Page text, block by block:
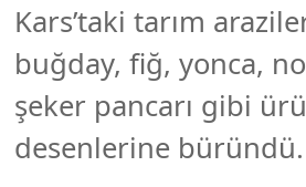
Kars’taki tarım
buğday, fiğ, yonca,
şeker pancarı gibi
desenlerine büründü.